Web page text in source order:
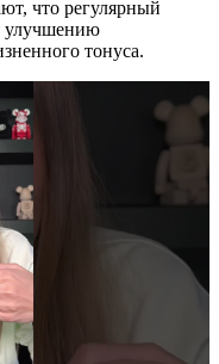
что регулярный
улучшению
тонуса.